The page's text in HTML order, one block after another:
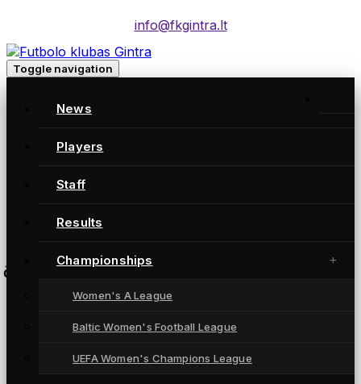
info@fkgintra.lt
Toggle navigation
News
Players
Staff
Results
Championships
Women's A League
Baltic Women's Football League
UEFA Women's Champions League
Kauno rajono FA
LFF Kauno treniruočių centro stadionas
čempionatas
Atsarginės žaidėjos